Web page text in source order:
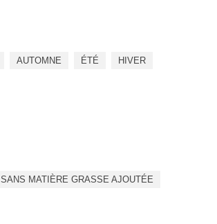
AUTOMNE ÉTÉ HIVER
SANS MATIÈRE GRASSE AJOUTÉE